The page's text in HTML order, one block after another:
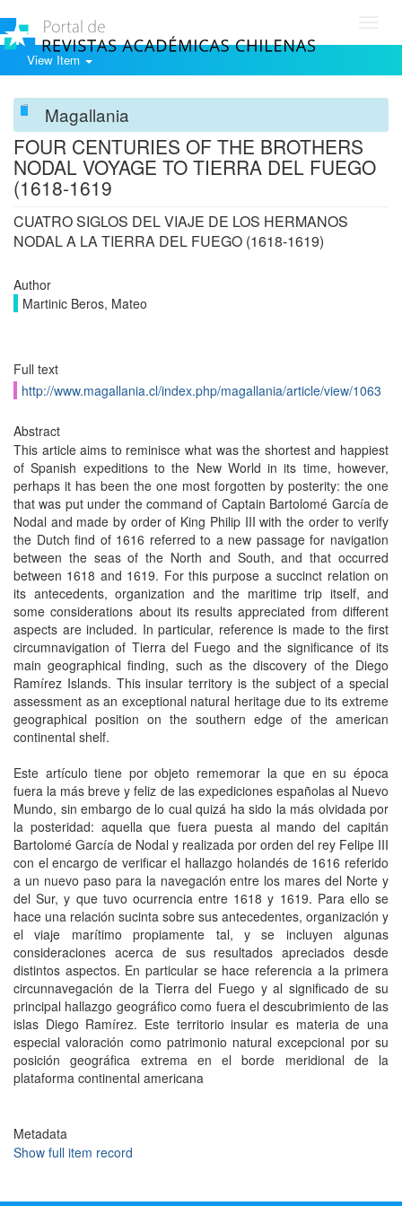
View Item
Magallania
FOUR CENTURIES OF THE BROTHERS
NODAL VOYAGE TO TIERRA DEL FUEGO
(1618-1619
CUATRO SIGLOS DEL VIAJE DE LOS HERMANOS
NODAL A LA TIERRA DEL FUEGO (1618-1619)
Author
Martinic Beros, Mateo
Full text
http://www.magallania.cl/index.php/magallania/article/view/1063
Abstract
This article aims to reminisce what was the shortest and happiest
of Spanish expeditions to the New World in its time, however,
perhaps it has been the one most forgotten by posterity: the one
that was put under the command of Captain Bartolomé García de
Nodal and made by order of King Philip III with the order to verify
the Dutch find of 1616 referred to a new passage for navigation
between the seas of the North and South, and that occurred
between 1618 and 1619. For this purpose a succinct relation on
its antecedents, organization and the maritime trip itself, and
some considerations about its results appreciated from different
aspects are included. In particular, reference is made to the first
circumnavigation of Tierra del Fuego and the significance of its
main geographical finding, such as the discovery of the Diego
Ramírez Islands. This insular territory is the subject of a special
assessment as an exceptional natural heritage due to its extreme
geographical position on the southern edge of the american
continental shelf.
Este artículo tiene por objeto rememorar la que en su época
fuera la más breve y feliz de las expediciones españolas al Nuevo
Mundo, sin embargo de lo cual quizá ha sido la más olvidada por
la posteridad: aquella que fuera puesta al mando del capitán
Bartolomé García de Nodal y realizada por orden del rey Felipe III
con el encargo de verificar el hallazgo holandés de 1616 referido
a un nuevo paso para la navegación entre los mares del Norte y
del Sur, y que tuvo ocurrencia entre 1618 y 1619. Para ello se
hace una relación sucinta sobre sus antecedentes, organización y
el viaje marítimo propiamente tal, y se incluyen algunas
consideraciones acerca de sus resultados apreciados desde
distintos aspectos. En particular se hace referencia a la primera
circunnavegación de la Tierra del Fuego y al significado de su
principal hallazgo geográfico como fuera el descubrimiento de las
islas Diego Ramírez. Este territorio insular es materia de una
especial valoración como patrimonio natural excepcional por su
posición geográfica extrema en el borde meridional de la
plataforma continental americana
Metadata
Show full item record